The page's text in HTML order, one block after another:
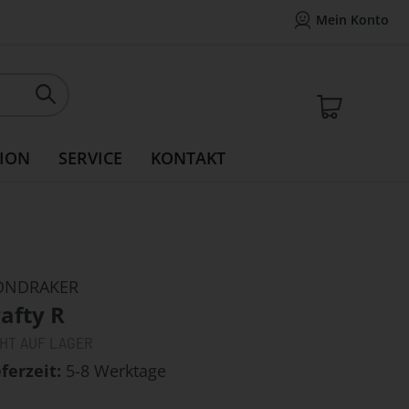
Mein Konto
Mein Konto
SERVICE KONTAKT
R
5-8 Werktage